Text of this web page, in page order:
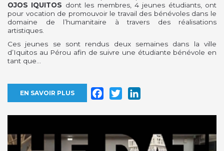
OJOS IQUITOS dont les membres, 4 jeunes étudiants, ont
pour vocation de promouvoir le travail des bénévoles dans le
domaine de l’humanitaire à travers des réalisations
artistiques.
Ces jeunes se sont rendus deux semaines dans la ville
d’Iquitos au Pérou afin de suivre une étudiante bénévole en
tant que...
EN SAVOIR PLUS Facebook
Twitter